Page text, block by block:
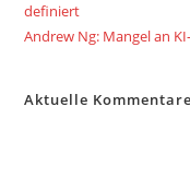
definiert
Andrew Ng: Mangel an
Aktuelle Kommentare